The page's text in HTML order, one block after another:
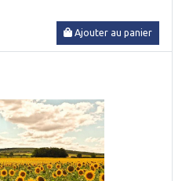
Ajouter au panier